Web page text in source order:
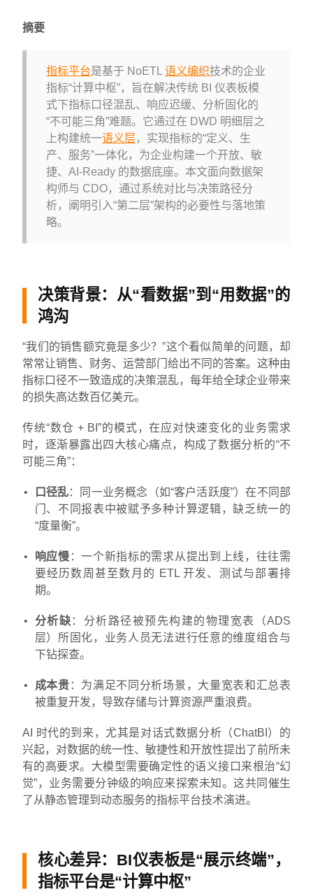
摘要
指标平台是基于 NoETL 语义编织技术的企业
指标“计算中枢”，旨在解决传统 BI 仪表板模
式下指标口径混乱、响应迟缓、分析固化的
“不可能三角”难题。它通过在 DWD 明细层之
上构建统一语义层 ，实现指标的“定义、生
产、服务”一体化，为企业构建一个开放、敏
捷、AI-Ready 的数据底座。本文面向数据架
构师与 CDO，通过系统对比与决策路径分
析，阐明引入“第二层”架构的必要性与落地策
略。
决策背景：从“看数据”到“用数据”的
鸿沟
“我们的销售额究竟是多少？”这个看似简单的问题，却
常常让销售、财务、运营部门给出不同的答案。这种由
指标口径不一致造成的决策混乱，每年给全球企业带来
的损失高达数百亿美元。
传统“数仓 + BI”的模式，在应对快速变化的业务需求
时，逐渐暴露出四大核心痛点，构成了数据分析的“不
可能三角”：
口径乱：同一业务概念（如“客户活跃度”）在不同部
门、不同报表中被赋予多种计算逻辑，缺乏统一的
“度量衡”。
响应慢 ：一个新指标的需求从提出到上线，往往需
要经历数周甚至数月的 ETL 开发、测试与部署排
期。
分析缺 ：分析路径被预先构建的物理宽表（ADS
层）所固化，业务人员无法进行任意的维度组合与
下钻探查。
成本贵 ：为满足不同分析场景，大量宽表和汇总表
被重复开发，导致存储与计算资源严重浪费。
AI 时代的到来，尤其是对话式数据分析（ChatBI）的
兴起，对数据的统一性、敏捷性和开放性提出了前所未
有的高要求。大模型需要确定性的语义接口来根治“幻
觉”，业务需要分钟级的响应来探索未知。这共同催生
了从静态管理到动态服务的指标平台技术演进。
核心差异：BI仪表板是“展示终端”，
指标平台是“计算中枢”